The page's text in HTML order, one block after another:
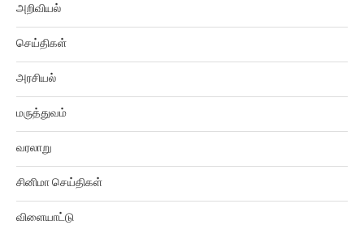
தகவல் பிரிவுகள்
அறிவியல்
செய்திகள்
அரசியல்
மருத்துவம்
வரலாறு